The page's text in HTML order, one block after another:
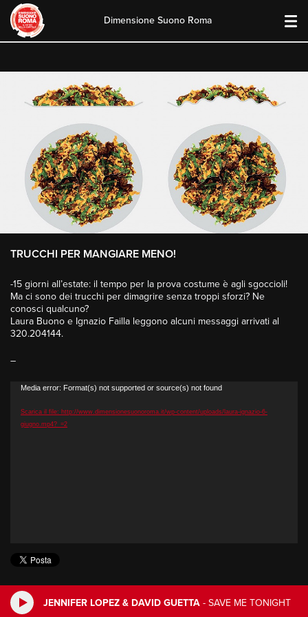
JENNIFER LOPEZ & DAVID GUETTA - SAVE ME TONIGHT
content
Dimensione Suono Roma
TRUCCHI PER MANGIARE MENO!
-15 giorni all’estate: il tempo per la prova costume è agli sgoccioli!
Ma ci sono dei trucchi per dimagrire senza troppi sforzi? Ne
conosci qualcuno?
Laura Buono e Ignazio Failla leggono alcuni messaggi arrivati al
320.204144.
–
Video
Media error: Format(s) not supported or source(s) not found
Scarica il file: http://www.dimensionesuonoroma.it/wp-content/uploads/laura-ignazio-6-
giugno.mp4?_=2